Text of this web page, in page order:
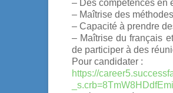
– Des compétences en
– Maîtrise des
– Capacité à prendre
– Maîtrise du français
de participer à des
Pour candidater :
https://